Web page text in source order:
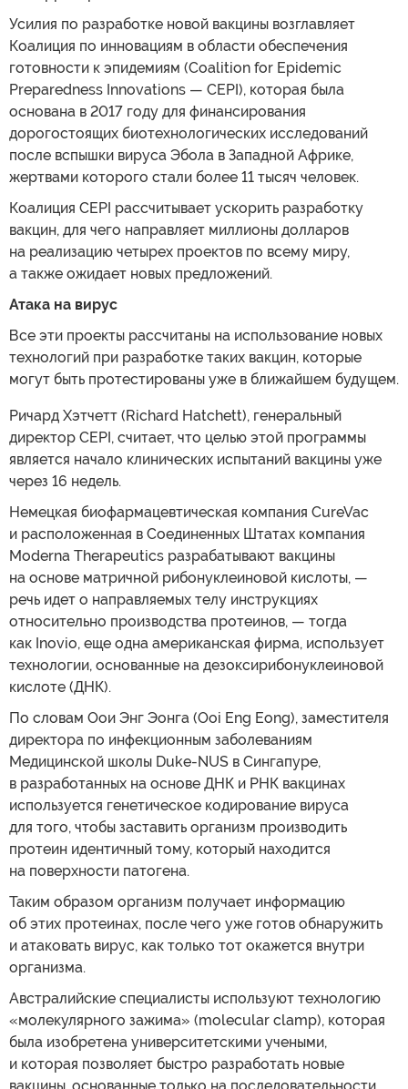
Усилия по разработке новой вакцины возглавляет
Коалиция по инновациям в области обеспечения
готовности к эпидемиям (Coalition for Epidemic
Preparedness Innovations — CEPI), которая была
основана в 2017 году для финансирования
дорогостоящих биотехнологических исследований
после вспышки вируса Эбола в Западной Африке,
жертвами которого стали более 11 тысяч человек.
Коалиция CEPI рассчитывает ускорить разработку
вакцин, для чего направляет миллионы долларов
на реализацию четырех проектов по всему миру,
а также ожидает новых предложений.
Атака на вирус
Все эти проекты рассчитаны на использование новых
технологий при разработке таких вакцин, которые
могут быть протестированы уже в ближайшем будущем.
Ричард Хэтчетт (Richard Hatchett), генеральный
директор CEPI, считает, что целью этой программы
является начало клинических испытаний вакцины уже
через 16 недель.
Немецкая биофармацевтическая компания CureVac
и расположенная в Соединенных Штатах компания
Moderna Therapeutics разрабатывают вакцины
на основе матричной рибонуклеиновой кислоты, —
речь идет о направляемых телу инструкциях
относительно производства протеинов, — тогда
как Inovio, еще одна американская фирма, использует
технологии, основанные на дезоксирибонуклеиновой
кислоте (ДНК).
По словам Оои Энг Эонга (Ooi Eng Eong), заместителя
директора по инфекционным заболеваниям
Медицинской школы Duke-NUS в Сингапуре,
в разработанных на основе ДНК и РНК вакцинах
используется генетическое кодирование вируса
для того, чтобы заставить организм производить
протеин идентичный тому, который находится
на поверхности патогена.
Таким образом организм получает информацию
об этих протеинах, после чего уже готов обнаружить
и атаковать вирус, как только тот окажется внутри
организма.
Австралийские специалисты используют технологию
«молекулярного зажима» (molecular clamp), которая
была изобретена университетскими учеными,
и которая позволяет быстро разработать новые